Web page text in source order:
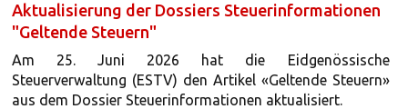
Aktualisierung der Dossiers Steuerinformationen
"Geltende Steuern"
Am 25. Juni 2026 hat die Eidgenössische
Steuerverwaltung (ESTV) den Artikel «Geltende Steuern»
aus dem Dossier Steuerinformationen aktualisiert.